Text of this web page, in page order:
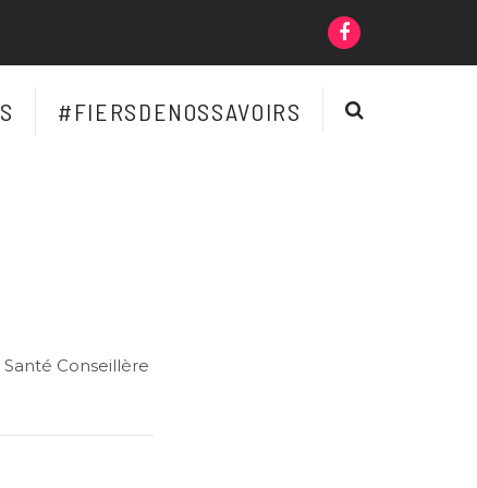
Lien
vers
le
compte
#FIERSDENOSSAVOIRS
Conseillère